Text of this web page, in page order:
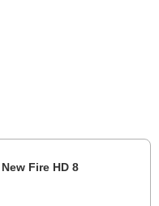
Fire HD 8